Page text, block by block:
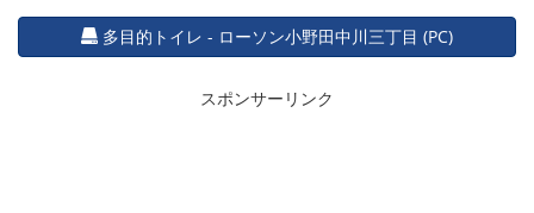
多目的トイレ - ローソン小野田中川三丁目 (PC)
スポンサーリンク